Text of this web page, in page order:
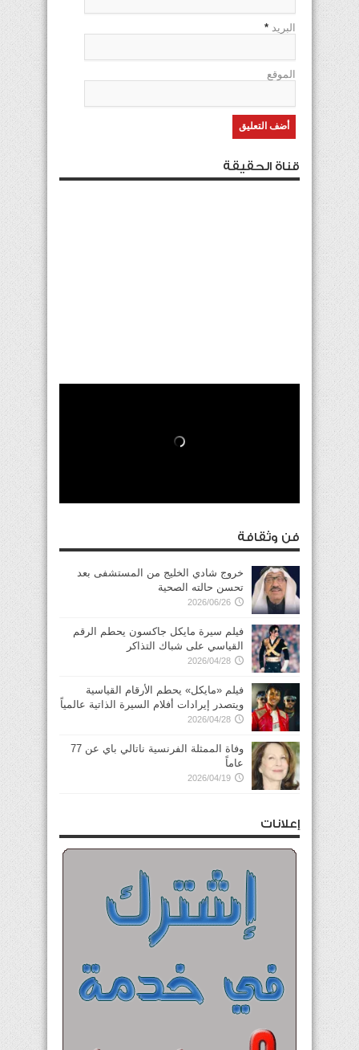
البريد *
الموقع
قناة الحقيقة
فن وثقافة
خروج شادي الخليج من المستشفى بعد
تحسن حالته الصحية
2026/06/26
فيلم سيرة مايكل جاكسون يحطم الرقم
القياسي على شباك التذاكر
2026/04/28
فيلم «مايكل» يحطم الأرقام القياسية
ويتصدر إيرادات أفلام السيرة الذاتية عالمياً
2026/04/28
وفاة الممثلة الفرنسية ناتالي باي عن 77
عاماً
2026/04/19
إعلانات